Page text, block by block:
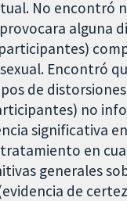
No encontró
alguna
Encontró
de
no
significativa
en
generales
de